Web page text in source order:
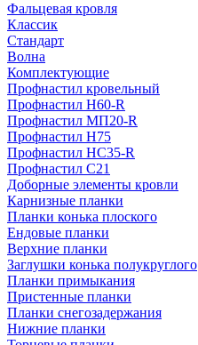
Фальцевая кровля
Классик
Стандарт
Волна
Комплектующие
Профнастил кровельный
Профнастил Н60-R
Профнастил МП20-R
Профнастил Н75
Профнастил НС35-R
Профнастил С21
Доборные элементы кровли
Карнизные планки
Планки конька плоского
Ендовые планки
Верхние планки
Заглушки конька полукруглого
Планки примыкания
Пристенные планки
Планки снегозадержания
Нижние планки